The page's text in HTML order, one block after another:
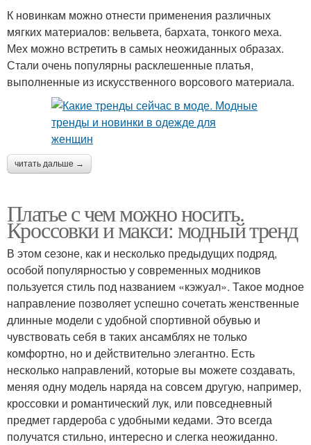
К новинкам можно отнести применения различных
мягких материалов: вельвета, бархата, тонкого меха.
Мех можно встретить в самых неожиданных образах.
Стали очень популярны расклешенные платья,
выполненные из искусственного ворсового материала.
читать дальше →
Платье с чем можно носить.
Кроссовки и макси: модный тренд
В этом сезоне, как и несколько предыдущих подряд,
особой популярностью у современных модников
пользуется стиль под названием «кэжуал». Такое модное
направление позволяет успешно сочетать женственные
длинные модели с удобной спортивной обувью и
чувствовать себя в таких ансамблях не только
комфортно, но и действительно элегантно. Есть
несколько направлений, которые вы можете создавать,
меняя одну модель наряда на совсем другую, например,
кроссовки и романтический лук, или повседневный
предмет гардероба с удобными кедами. Это всегда
получатся стильно, интересно и слегка неожиданно.